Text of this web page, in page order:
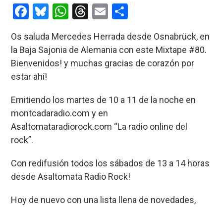
entrada:
entrada:
F
ce
b
o
k
Bl
es
ky
W
at
s
p
T
e
a
E
ail m
p
Os saluda Mercedes Herrada desde Osnabrück, en
la Baja Sajonia de Alemania con este Mixtape #80.
Bienvenidos! y muchas gracias de corazón por
estar ahí!
Emitiendo los martes de 10 a 11 de la noche en
montcadaradio.com y en
Asaltomataradiorock.com “La radio online del
rock”.
Con redifusión todos los sábados de 13 a 14 horas
desde Asaltomata Radio Rock!
Hoy de nuevo con una lista llena de novedades,